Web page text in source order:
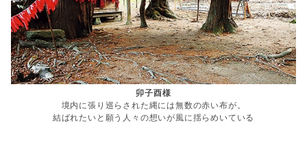
卯子酉様
境内に張り巡らされた縄には無数の赤い布が。
結ばれたいと願う人々の想いが風に揺らめいている